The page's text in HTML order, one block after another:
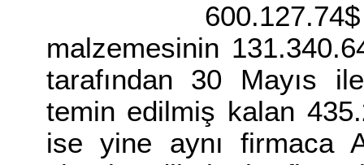
600.127.74$
malzemesinin
tarafından 30 Mayıs
temin edilmiş kalan
ise yine aynı firmaca